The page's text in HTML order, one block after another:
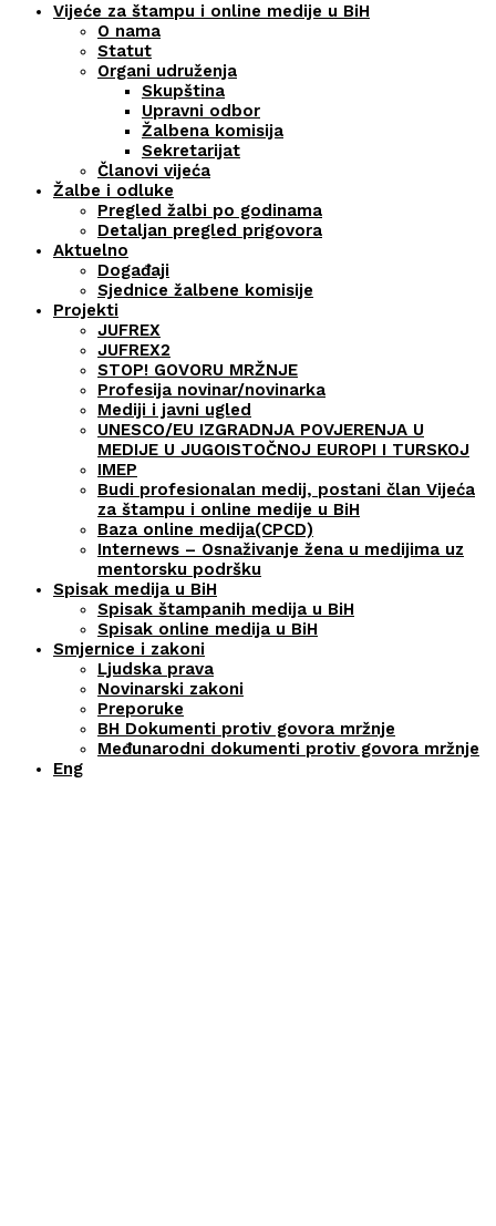
Vijeće za štampu i online medije u BiH
O nama
Statut
Organi udruženja
Skupština
Upravni odbor
Žalbena komisija
Sekretarijat
Članovi vijeća
Žalbe i odluke
Pregled žalbi po godinama
Detaljan pregled prigovora
Aktuelno
Događaji
Sjednice žalbene komisije
Projekti
JUFREX
JUFREX2
STOP! GOVORU MRŽNJE
Profesija novinar/novinarka
Mediji i javni ugled
UNESCO/EU IZGRADNJA POVJERENJA U
MEDIJE U JUGOISTOČNOJ EUROPI I TURSKOJ
IMEP
Budi profesionalan medij, postani član Vijeća
za štampu i online medije u BiH
Baza online medija(CPCD)
Internews – Osnaživanje žena u medijima uz
mentorsku podršku
Spisak medija u BiH
Spisak štampanih medija u BiH
Spisak online medija u BiH
Smjernice i zakoni
Ljudska prava
Novinarski zakoni
Preporuke
BH Dokumenti protiv govora mržnje
Međunarodni dokumenti protiv govora mržnje
Eng